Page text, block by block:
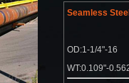
Seamless
OD:1-1/